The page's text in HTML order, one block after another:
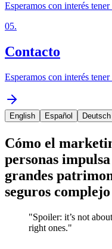
Esperamos con interés
05.
Contacto
Esperamos con interés
English Español Deutsch
Cómo el
personas
grandes
seguros complejo
"Spoiler: it’s not
right ones."